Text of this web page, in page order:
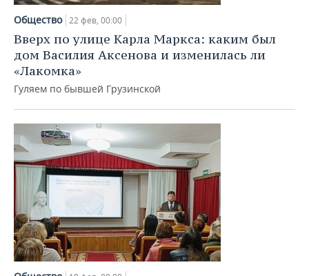
Общество 22 фев, 00:00
Вверх по улице Карла Маркса: каким был
дом Василия Аксенова и изменилась ли
«Лакомка»
Гуляем по бывшей Грузинской